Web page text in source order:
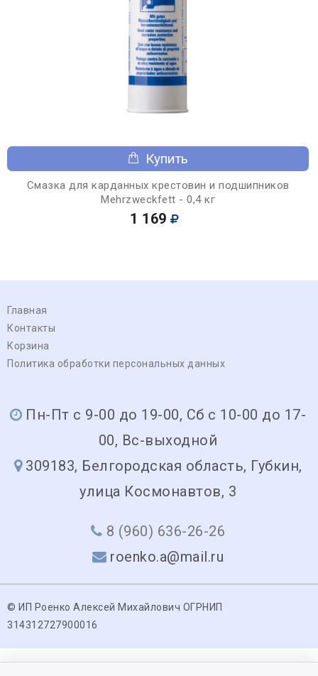
Купить
Смазка для карданных крестовин и подшипников
Mehrzweckfett - 0,4 кг
1 169
Главная
Контакты
Корзина
Политика обработки персональных данных
Пн-Пт с 9-00 до 19-00, Сб с 10-00 до 17-
00, Вс-выходной
309183, Белгородская область, Губкин,
улица Космонавтов, 3
8 (960) 636-26-26
roenko.a@mail.ru
© ИП Роенко Алексей Михайлович ОГРНИП
314312727900016